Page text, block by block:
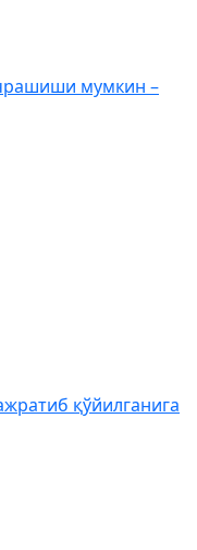
мумкин –
қўйилганига